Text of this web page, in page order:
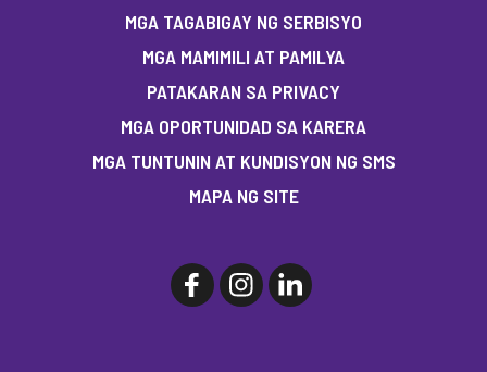
MGA TAGABIGAY NG SERBISYO
MGA MAMIMILI AT PAMILYA
PATAKARAN SA PRIVACY
MGA OPORTUNIDAD SA KARERA
MGA TUNTUNIN AT KUNDISYON NG SMS
MAPA NG SITE